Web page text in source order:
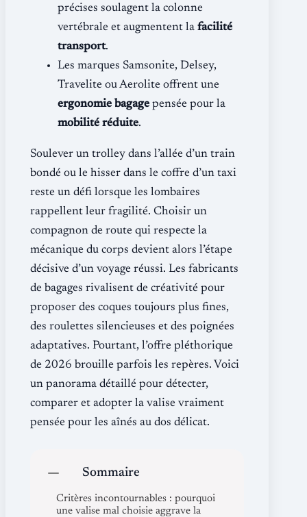
précises soulagent la colonne
vertébrale et augmentent la facilité
transport.
Les marques Samsonite, Delsey,
Travelite ou Aerolite offrent une
ergonomie bagage pensée pour la
mobilité réduite.
Soulever un trolley dans l’allée d’un train
bondé ou le hisser dans le coffre d’un taxi
reste un défi lorsque les lombaires
rappellent leur fragilité. Choisir un
compagnon de route qui respecte la
mécanique du corps devient alors l’étape
décisive d’un voyage réussi. Les fabricants
de bagages rivalisent de créativité pour
proposer des coques toujours plus fines,
des roulettes silencieuses et des poignées
adaptatives. Pourtant, l’offre pléthorique
de 2026 brouille parfois les repères. Voici
un panorama détaillé pour détecter,
comparer et adopter la valise vraiment
pensée pour les aînés au dos délicat.
Sommaire
Critères incontournables : pourquoi
une valise mal choisie aggrave la